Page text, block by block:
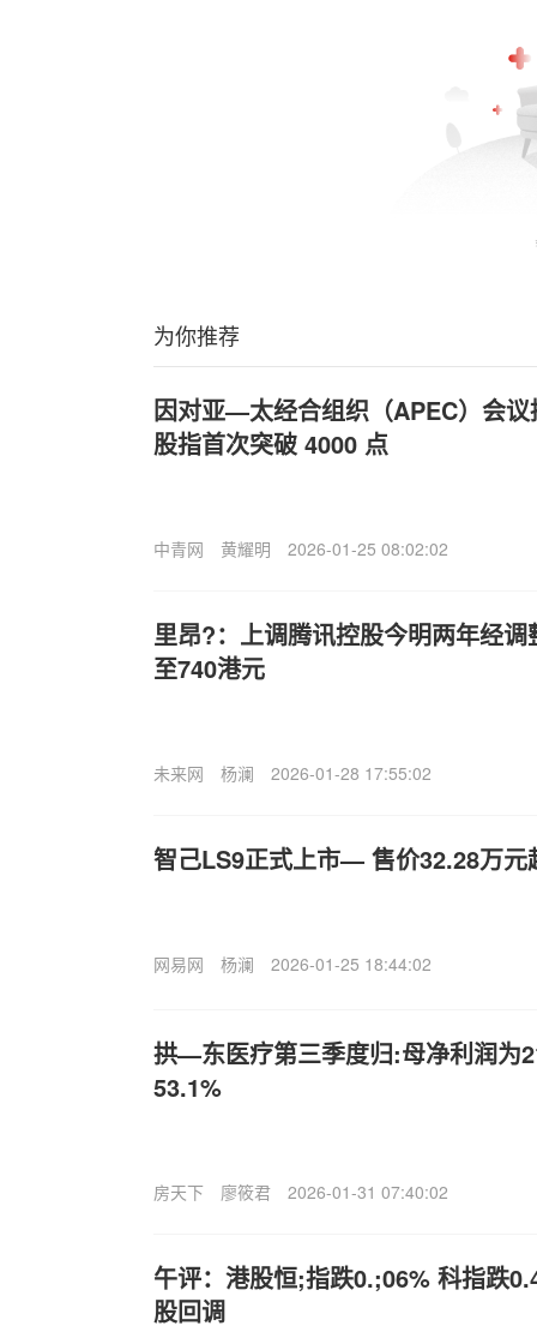
为你推荐
因对亚—太经合组织（APEC）会
股指首次突破 4000 点
中青网 黄耀明 2026-01-25 08:02:02
里昂?：上调腾讯控股今明两年经
至740港元
未来网 杨澜 2026-01-28 17:55:02
智己LS9正式上市— 售价32.28万元
网易网 杨澜 2026-01-25 18:44:02
拱—东医疗第三季度归:母净利润为
53.1%
房天下 廖筱君 2026-01-31 07:40:02
午评：港股恒;指跌0.;06% 科指跌
股回调